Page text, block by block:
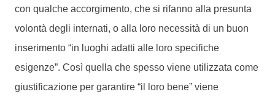
con qualche accorgimento, che si rifanno alla presunta
volontà degli internati, o alla loro necessità di un buon
inserimento “in luoghi adatti alle loro specifiche
esigenze”. Così quella che spesso viene utilizzata come
giustificazione per garantire “il loro bene” viene